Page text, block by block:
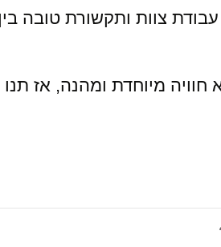
צוות ותקשורת טובה
מיוחדת ומהנה, אז תנו